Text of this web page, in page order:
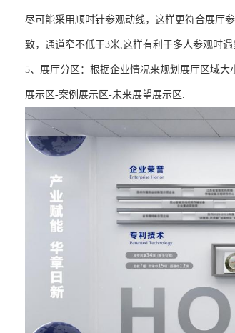
尽可能采用顺时针参观动线，这样更符合展厅
致，通道窄不低于3米,这样有利于多人参观时
5、展厅分区：根据企业情况来规划展厅区域
展示区-案例展示区-未来展望展示区.